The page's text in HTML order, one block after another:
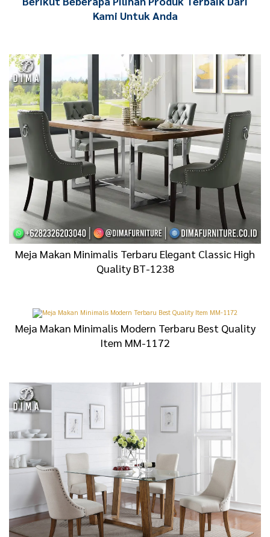
Kami Untuk Anda
Meja Makan Minimalis Terbaru Elegant Classic High
Quality BT-1238
Meja Makan Minimalis Modern Terbaru Best Quality
Item MM-1172